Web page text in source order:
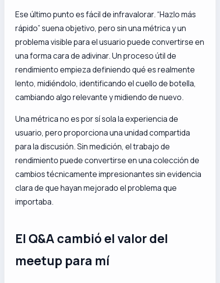
Ese último punto es fácil de infravalorar. “Hazlo más
rápido” suena objetivo, pero sin una métrica y un
problema visible para el usuario puede convertirse en
una forma cara de adivinar. Un proceso útil de
rendimiento empieza definiendo qué es realmente
lento, midiéndolo, identificando el cuello de botella,
cambiando algo relevante y midiendo de nuevo.
Una métrica no es por sí sola la experiencia de
usuario, pero proporciona una unidad compartida
para la discusión. Sin medición, el trabajo de
rendimiento puede convertirse en una colección de
cambios técnicamente impresionantes sin evidencia
clara de que hayan mejorado el problema que
importaba.
El Q&A cambió el valor del
meetup para mí